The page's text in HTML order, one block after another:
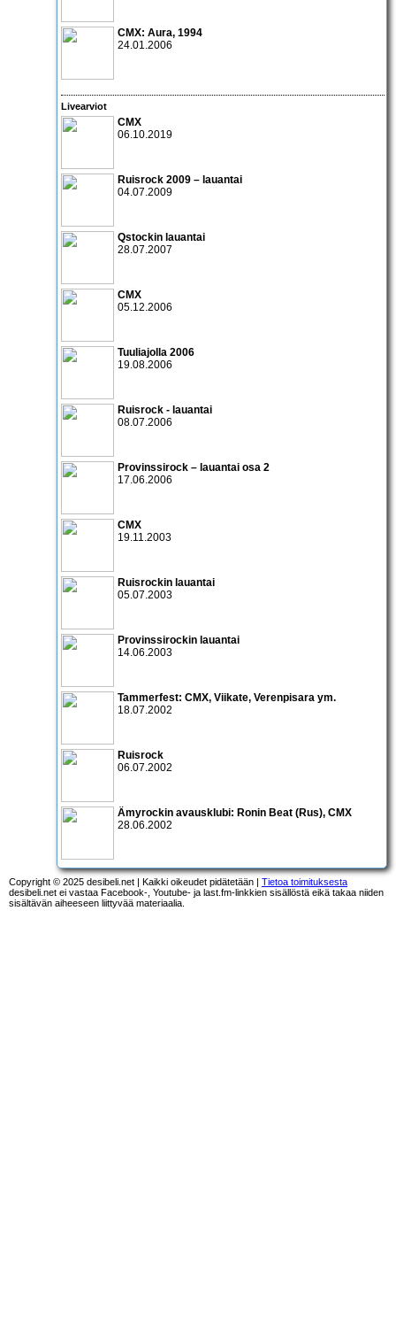
CMX: Aura, 1994
24.01.2006
Livearviot
CMX
06.10.2019
Ruisrock 2009 – lauantai
04.07.2009
Qstockin lauantai
28.07.2007
CMX
05.12.2006
Tuuliajolla 2006
19.08.2006
Ruisrock - lauantai
08.07.2006
Provinssirock – lauantai osa 2
17.06.2006
CMX
19.11.2003
Ruisrockin lauantai
05.07.2003
Provinssirockin lauantai
14.06.2003
Tammerfest: CMX, Viikate, Verenpisara ym.
18.07.2002
Ruisrock
06.07.2002
Ämyrockin avausklubi: Ronin Beat (Rus), CMX
28.06.2002
Copyright © 2025 desibeli.net | Kaikki oikeudet pidätetään | Tietoa toimituksesta
desibeli.net ei vastaa Facebook-, Youtube- ja last.fm-linkkien sisällöstä eikä takaa niiden
sisältävän aiheeseen liittyvää materiaalia.